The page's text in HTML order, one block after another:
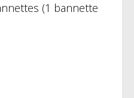
(1 bannette